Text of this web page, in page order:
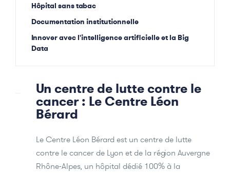
Hôpital sans tabac
Documentation institutionnelle
Innover avec l'intelligence artificielle et la Big
Data
Un centre de lutte contre le
cancer : Le Centre Léon
Bérard
Le Centre Léon Bérard est un centre de lutte
contre le cancer de Lyon et de la région Auvergne
Rhône-Alpes, un hôpital dédié 100% à la